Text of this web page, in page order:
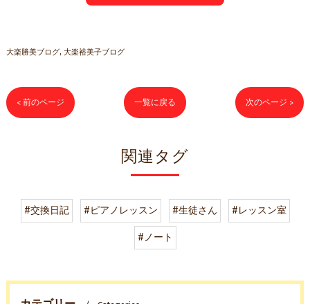
大楽勝美ブログ 大楽裕美子ブログ
< 前のページ 一覧に戻る 次のページ >
関連タグ
#交換日記 #ピアノレッスン #生徒さん
#レッスン室
#ノート